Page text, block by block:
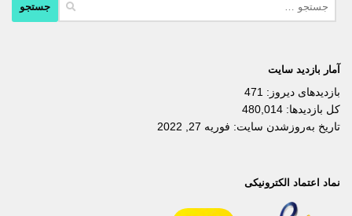
آمار بازدید سایت
بازدیدهای دیروز: 471
کل بازدیدها: 480,014
تاریخ به‌روزشدن سایت: فوریه 27, 2022
نماد اعتماد الکترونیکی